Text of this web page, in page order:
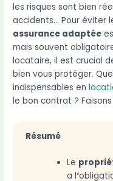
les risques sont bien
accidents… Pour éviter
assurance adaptée
mais souvent
locataire, il est crucial
bien vous protéger.
indispensables en
le bon contrat ?
Résumé
Le
a l‘